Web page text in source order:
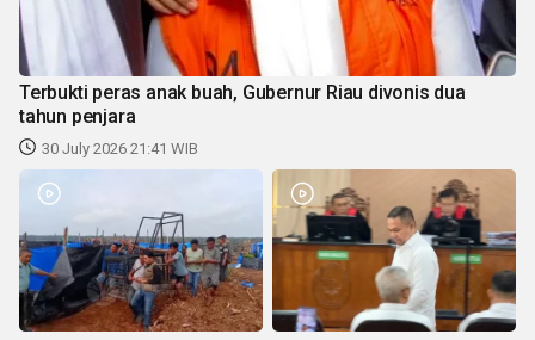
Terbukti peras anak buah, Gubernur Riau divonis dua
tahun penjara
30 July 2026 21:41 WIB